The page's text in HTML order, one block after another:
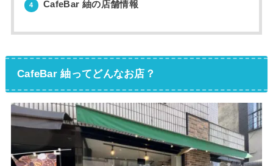
4 CafeBar 紬の店舗情報
CafeBar 紬ってどんなお店？